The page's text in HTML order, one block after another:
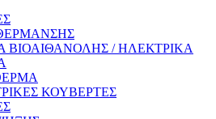
ΒΙΟΑΙΘΑΝΟΛΗΣ / ΗΛΕΚΤΡΙΚΑ
ΚΟΥΒΕΡΤΕΣ